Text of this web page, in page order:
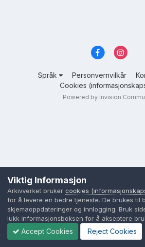
Språk Personvernvilkår
Cookies
Powered by Invision
Viktig Informasjon
Arkivverket bruker cookies
for å levere en bedre tjeneste. De brukes til
skjemaoppdateringer og innlogging. Bruk
lukk informasjonsboksen for å akseptere
Accept Cookies Reject Cookies